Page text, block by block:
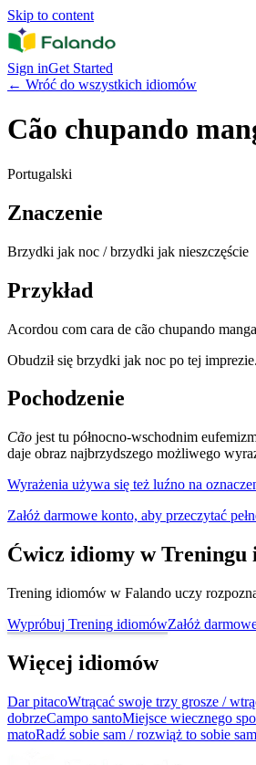
Skip to content
Sign inGet Started
← Wróć do wszystkich idiomów
Cão chupando
Portugalski
Znaczenie
Brzydki jak noc / brzydki jak nieszczęście
Przykład
Acordou com cara de cão chupando
Obudził się brzydki jak noc po tej imprezie.
Pochodzenie
Cão jest tu północno-wschodnim
daje obraz najbrzydszego możliwego
Wyrażenia używa się też luźno na
Załóż darmowe konto, aby przeczytać
Ćwicz idiomy w Treningu
Trening idiomów w Falando uczy
Wypróbuj Trening idiomówZałóż
Więcej idiomów
Dar pitacoWtrącać swoje trzy grosze /
dobrzeCampo santoMiejsce wiecznego
matoRadź sobie sam / rozwiąż to sobie sam